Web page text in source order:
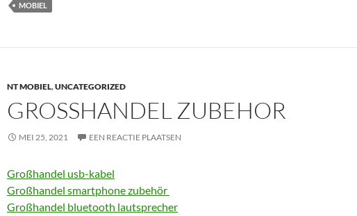
MOBIEL
NT MOBIEL,UNCATEGORIZED
GROSSHANDEL ZUBEHOR
MEI 25, 2021 EEN REACTIE PLAATSEN
Großhandel usb-kabel
Großhandel smartphone zubehör
Großhandel bluetooth lautsprecher